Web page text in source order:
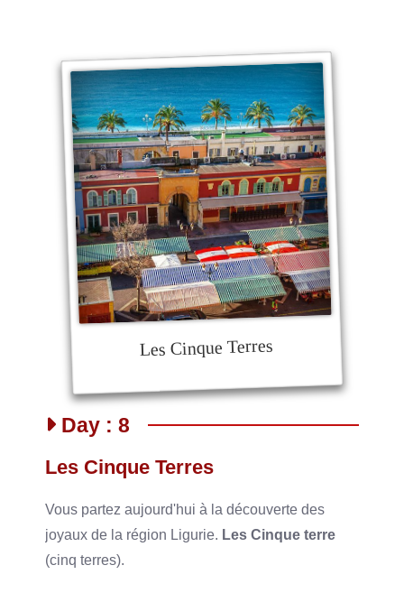
Les Cinque Terres
Day : 8
Les Cinque Terres
Vous partez aujourd'hui à la découverte des
joyaux de la région Ligurie. Les Cinque terre
(cinq terres).